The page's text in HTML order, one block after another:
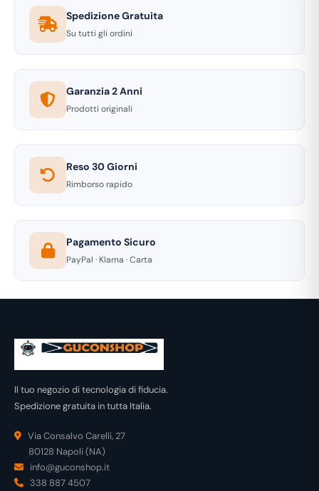
Spedizione Gratuita
Su tutti gli ordini
Garanzia 2 Anni
Prodotti originali
Reso 30 Giorni
Rimborso rapido
Pagamento Sicuro
PayPal · Klarna · Carta
Il tuo negozio di tecnologia di fiducia.
Spedizione gratuita in tutta Italia.
Via Consalvo Carelli, 27
80128 Napoli (NA)
info@guconshop.it
338 887 4507